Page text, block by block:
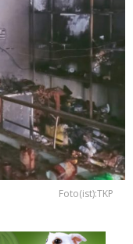
Foto(ist):TKP